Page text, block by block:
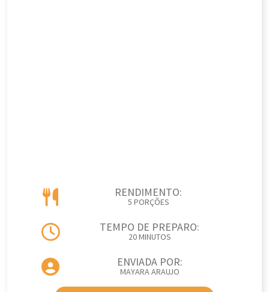
RENDIMENTO:
5 PORÇÕES
TEMPO DE PREPARO:
20 MINUTOS
ENVIADA POR:
MAYARA ARAUJO